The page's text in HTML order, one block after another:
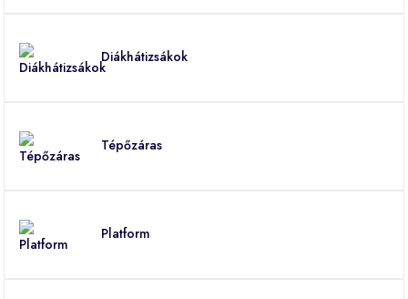
Diákhátizsákok
Tépőzáras
Platform